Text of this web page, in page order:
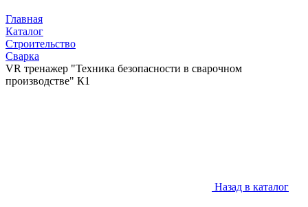
Главная
Каталог
Строительство
Сварка
VR тренажер "Техника безопасности в сварочном
производстве" К1
Назад в каталог